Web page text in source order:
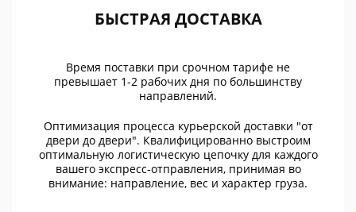
БЫСТРАЯ ДОСТАВКА
Время поставки при срочном тарифе не
превышает 1-2 рабочих дня по большинству
направлений.
Оптимизация процесса курьерской доставки "от
двери до двери". Квалифицированно выстроим
оптимальную логистическую цепочку для каждого
вашего экспресс-отправления, принимая во
внимание: направление, вес и характер груза.